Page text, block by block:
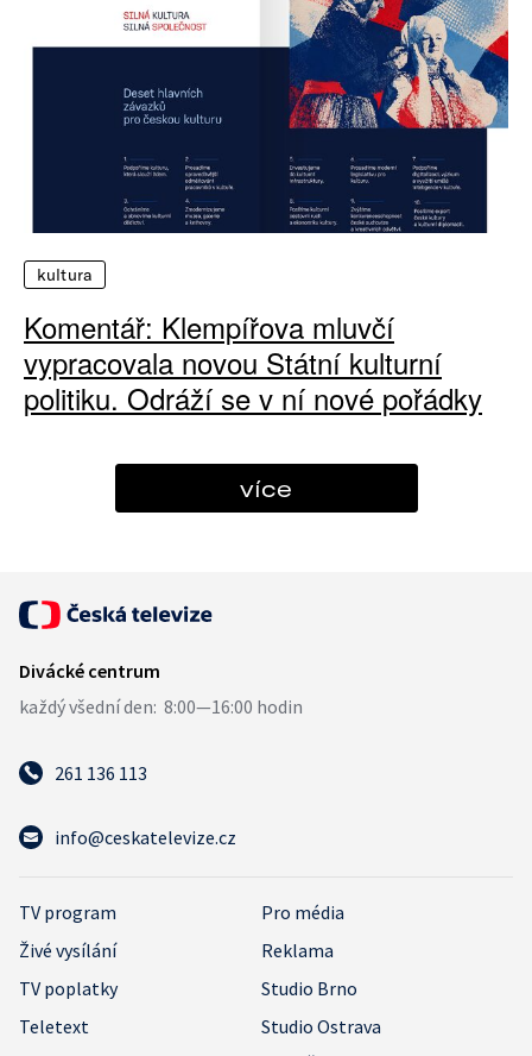
kultura
Komentář: Klempířova mluvčí
vypracovala novou Státní kulturní
politiku. Odráží se v ní nové pořádky
více
261 136 113
info@ceskatelevize.cz
TV program
Pro média
Živé vysílání
Reklama
TV poplatky
Studio Brno
Teletext
Studio Ostrava